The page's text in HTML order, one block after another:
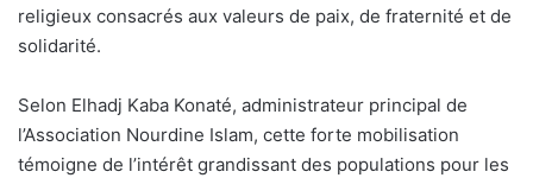
religieux consacrés aux valeurs de paix, de fraternité et de
solidarité.
Selon Elhadj Kaba Konaté, administrateur principal de
l’Association Nourdine Islam, cette forte mobilisation
témoigne de l’intérêt grandissant des populations pour les